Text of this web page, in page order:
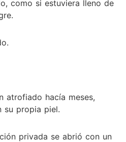
como si estuviera lleno de
atrofiado hacía meses,
su propia piel.
privada se abrió con un